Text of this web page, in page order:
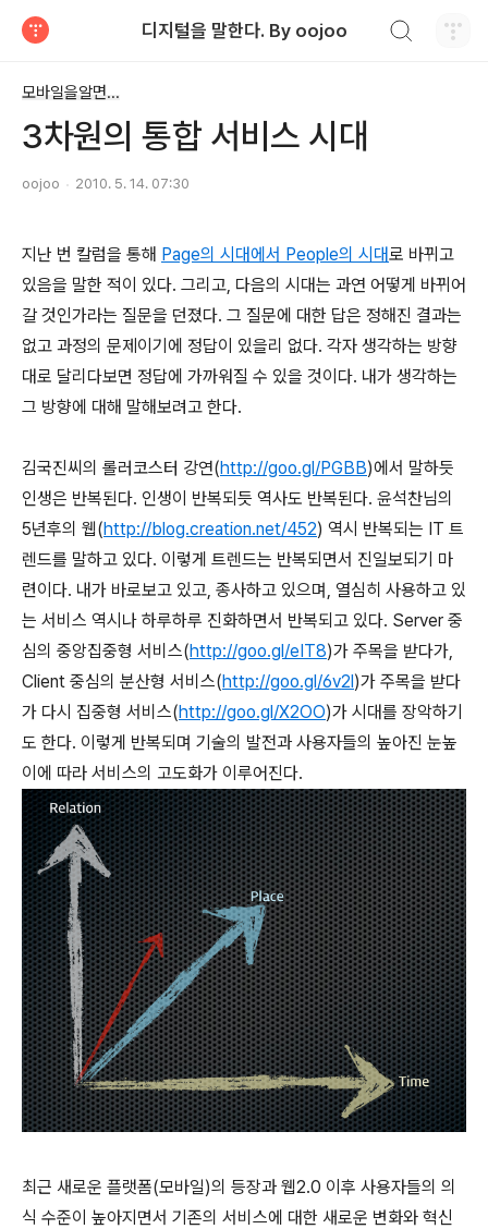
디지털을 말한다. By oojoo
모바일을알면...
3차원의 통합 서비스 시대
oojoo 2010. 5. 14. 07:30
지난 번 칼럼을 통해 Page의 시대에서 People의 시대로 바뀌고
있음을 말한 적이 있다. 그리고, 다음의 시대는 과연 어떻게 바뀌어
갈 것인가라는 질문을 던졌다. 그 질문에 대한 답은 정해진 결과는
없고 과정의 문제이기에 정답이 있을리 없다. 각자 생각하는 방향
대로 달리다보면 정답에 가까워질 수 있을 것이다. 내가 생각하는
그 방향에 대해 말해보려고 한다.
김국진씨의 롤러코스터 강연(http://goo.gl/PGBB)에서 말하듯
인생은 반복된다. 인생이 반복되듯 역사도 반복된다. 윤석찬님의
5년후의 웹(http://blog.creation.net/452) 역시 반복되는 IT 트
렌드를 말하고 있다. 이렇게 트렌드는 반복되면서 진일보되기 마
련이다. 내가 바로보고 있고, 종사하고 있으며, 열심히 사용하고 있
는 서비스 역시나 하루하루 진화하면서 반복되고 있다. Server 중
심의 중앙집중형 서비스(http://goo.gl/eIT8)가 주목을 받다가,
Client 중심의 분산형 서비스(http://goo.gl/6v2l)가 주목을 받다
가 다시 집중형 서비스(http://goo.gl/X2OO)가 시대를 장악하기
도 한다. 이렇게 반복되며 기술의 발전과 사용자들의 높아진 눈높
이에 따라 서비스의 고도화가 이루어진다.
최근 새로운 플랫폼(모바일)의 등장과 웹2.0 이후 사용자들의 의
식 수준이 높아지면서 기존의 서비스에 대한 새로운 변화와 혁신